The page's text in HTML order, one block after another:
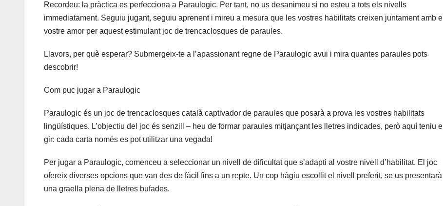
Recordeu: la pràctica es perfecciona a Paraulogic. Per tant, no us desanimeu si no esteu a tots els nivells
immediatament. Seguiu jugant, seguiu aprenent i mireu a mesura que les vostres habilitats creixen juntament amb el
vostre amor per aquest estimulant joc de trencaclosques de paraules.
Llavors, per què esperar? Submergeix-te a l’apassionant regne de Paraulogic avui i mira quantes paraules pots
descobrir!
Com puc jugar a Paraulogic
Paraulogic és un joc de trencaclosques català captivador de paraules que posarà a prova les vostres habilitats
lingüístiques. L’objectiu del joc és senzill – heu de formar paraules mitjançant les lletres indicades, però aquí teniu el
gir: cada carta només es pot utilitzar una vegada!
Per jugar a Paraulogic, comenceu a seleccionar un nivell de dificultat que s’adapti al vostre nivell d’habilitat. El joc
ofereix diverses opcions que van des de fàcil fins a un repte. Un cop hàgiu escollit el nivell preferit, se us presentarà
una graella plena de lletres bufades.